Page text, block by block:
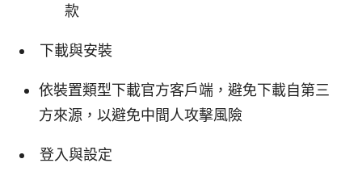
款
下載與安裝
依裝置類型下載官方客戶端，避免下載自第三
方來源，以避免中間人攻擊風險
登入與設定